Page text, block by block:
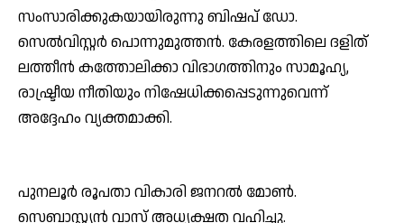
സംസാരിക്കുകയായിരുന്നു ബിഷപ് ഡോ.
സെല്‍വിസ്റ്റര്‍ പൊന്നുമുത്തന്‍. കേരളത്തിലെ ദളിത്
ലത്തീന്‍ കത്തോലിക്കാ വിഭാഗത്തിനും സാമൂഹ്യ,
രാഷ്ട്രീയ നീതിയും നിഷേധിക്കപ്പെടുന്നുവെന്ന്
അദ്ദേഹം വ്യക്തമാക്കി.
പുനലൂര്‍ രൂപതാ വികാരി ജനറല്‍ മോണ്‍.
സെബാസ്റ്റ്യന്‍ വാസ് അധ്യക്ഷത വഹിച്ചു.